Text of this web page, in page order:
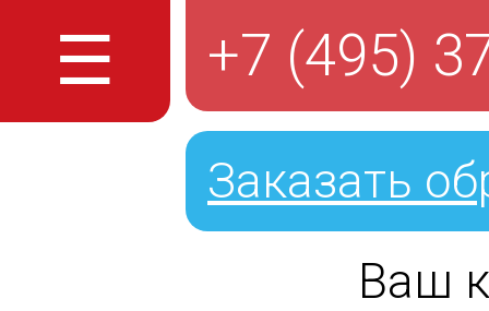
☰ +7 (495)
Заказать
Ваш